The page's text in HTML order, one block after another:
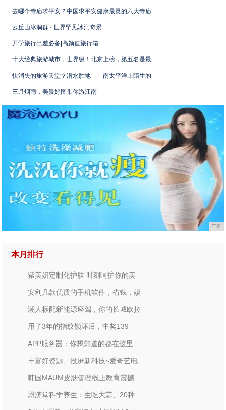
去哪个寺庙求平安？中国求平安健康最灵的六大寺庙
云丘山冰洞群 · 世界罕见冰洞奇景
开学旅行出差必备|高颜值旅行箱
十大经典旅游城市，世界级！北京上榜，第五名是最
快消失的旅游天堂？潜水胜地——南太平洋上陌生的
三月烟雨，美景好图带你游江南
广告
本月排行
紫美妍定制化护肤 时刻呵护你的美
安利几款优质的手机软件，省钱，娱
潮人标配新能源座驾，你的长城欧拉
用了3年的指纹锁坏后，中奖139
APP服务器：你想知道的都在这里
丰富好资源、投屏新科技~爱奇艺电
韩国MAUM皮肤管理线上教育震撼
恩济堂科学养生：生吃大蒜、20种